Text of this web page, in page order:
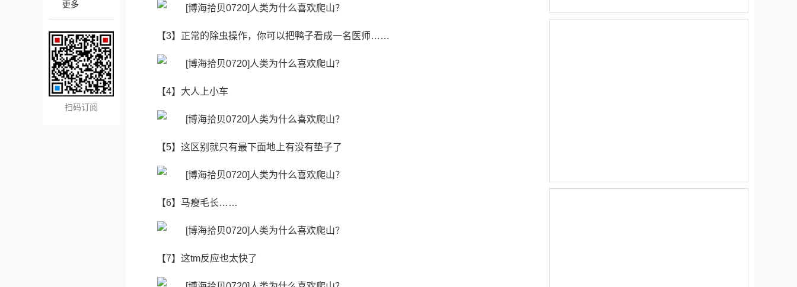
更多
扫码订阅
【3】正常的除虫操作，你可以把鸭子看成一名医师……
【4】大人上小车
【5】这区别就只有最下面地上有没有垫子了 ​​​
【6】​马瘦毛长……
【7】这tm反应也太快了